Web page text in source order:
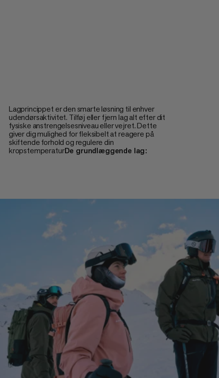
Lagprincippet er den smarte løsning til enhver
udendørsaktivitet. Tilføj eller fjern lag alt efter dit
fysiske anstrengelsesniveau eller vejret. Dette
giver dig mulighed for fleksibelt at reagere på
skiftende forhold og regulere din
kropstemperaturDe grundlæggende lag: